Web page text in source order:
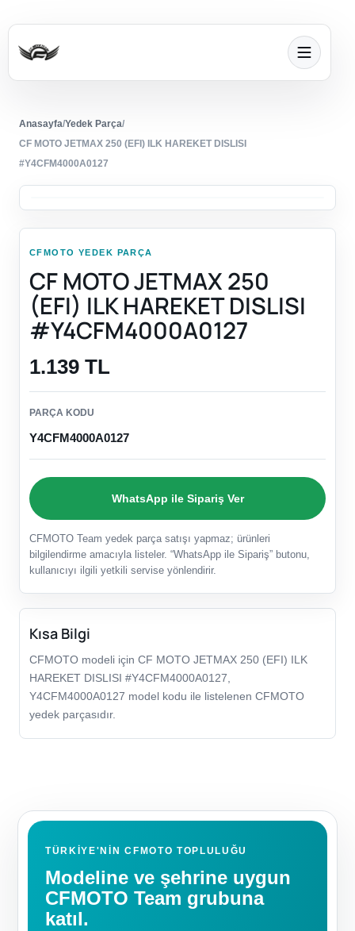
Anasayfa/Yedek Parça/
CF MOTO JETMAX 250 (EFI) ILK HAREKET DISLISI
#Y4CFM4000A0127
CFMOTO YEDEK PARÇA
CF MOTO JETMAX 250
(EFI) ILK HAREKET DISLISI
#Y4CFM4000A0127
1.139 TL
PARÇA KODU
Y4CFM4000A0127
WhatsApp ile Sipariş Ver
CFMOTO Team yedek parça satışı yapmaz; ürünleri
bilgilendirme amacıyla listeler. “WhatsApp ile Sipariş” butonu,
kullanıcıyı ilgili yetkili servise yönlendirir.
Kısa Bilgi
CFMOTO modeli için CF MOTO JETMAX 250 (EFI) ILK
HAREKET DISLISI #Y4CFM4000A0127,
Y4CFM4000A0127 model kodu ile listelenen CFMOTO
yedek parçasıdır.
TÜRKIYE'NIN CFMOTO TOPLULUĞU
Modeline ve şehrine uygun
CFMOTO Team grubuna
katıl.